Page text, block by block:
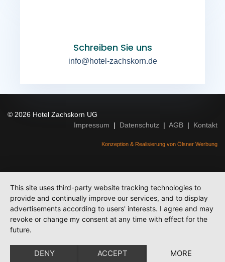
Schreiben Sie uns
info@hotel-zachskorn.de
© 2026 Hotel Zachskorn UG
Impressum | Datenschutz | AGB | Kontakt
Konzeption & Realisierung von Ölsner Werbung
This site uses third-party website tracking technologies to
provide and continually improve our services, and to display
advertisements according to users' interests. I agree and may
revoke or change my consent at any time with effect for the
future.
DENY ACCEPT MORE